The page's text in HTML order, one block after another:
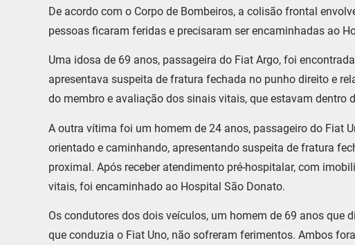
De acordo com o Corpo de Bombeiros, a colisão frontal
pessoas ficaram feridas e precisaram ser encaminhadas ao
Uma idosa de 69 anos, passageira do Fiat Argo, foi
apresentava suspeita de fratura fechada no punho direito e
do membro e avaliação dos sinais vitais, que estavam dentro
A outra vítima foi um homem de 24 anos, passageiro do Fiat
orientado e caminhando, apresentando suspeita de fratura
proximal. Após receber atendimento pré-hospitalar, com
vitais, foi encaminhado ao Hospital São Donato.
Os condutores dos dois veículos, um homem de 69 anos que
que conduzia o Fiat Uno, não sofreram ferimentos. Ambos